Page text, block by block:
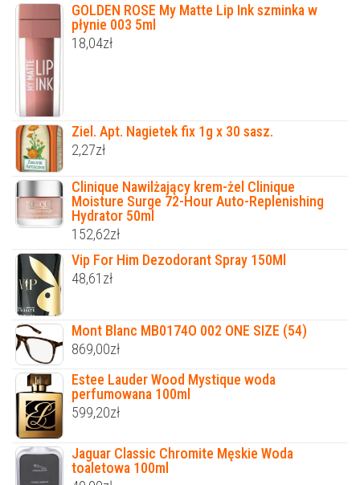
GOLDEN ROSE My Matte Lip Ink szminka w
płynie 003 5ml
18,04zł
Ziel. Apt. Nagietek fix 1g x 30 sasz.
2,27zł
Clinique Nawilżający krem-żel Clinique
Moisture Surge 72-Hour Auto-Replenishing
Hydrator 50ml
152,62zł
Vip For Him Dezodorant Spray 150Ml
48,61 zł
Mont Blanc MB0174O 002 ONE SIZE (54)
869,00zł
Estee Lauder Wood Mystique woda
perfumowana 100ml
599,20zł
Jaguar Classic Chromite Męskie Woda
toaletowa 100ml